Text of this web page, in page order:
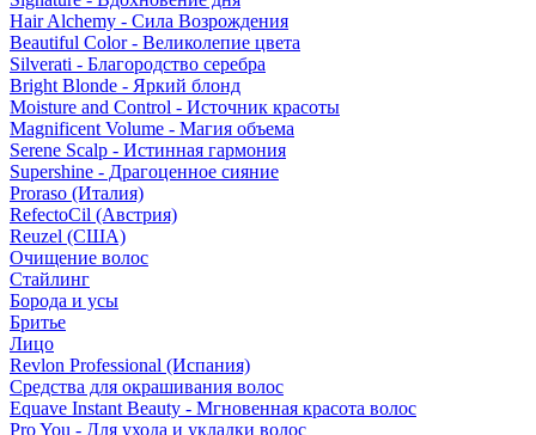
Hair Alchemy - Сила Возрождения
Beautiful Color - Великолепие цвета
Silverati - Благородство серебра
Bright Blonde - Яркий блонд
Moisture and Control - Источник красоты
Magnificent Volume - Магия объема
Serene Scalp - Истинная гармония
Supershine - Драгоценное сияние
Proraso (Италия)
RefectoCil (Австрия)
Reuzel (США)
Очищение волос
Стайлинг
Борода и усы
Бритье
Лицо
Revlon Professional (Испания)
Средства для окрашивания волос
Equave Instant Beauty - Мгновенная красота волос
Pro You - Для ухода и укладки волос